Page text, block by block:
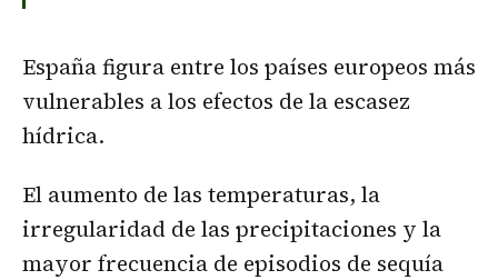
España figura entre los países europeos más
vulnerables a los efectos de la escasez
hídrica.
El aumento de las temperaturas, la
irregularidad de las precipitaciones y la
mayor frecuencia de episodios de sequía